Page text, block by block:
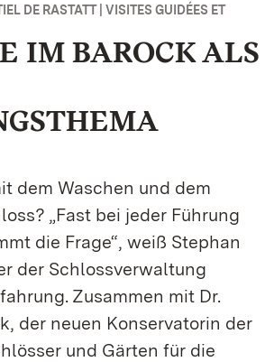
DE RASTATT | VISITES GUIDÉES ET
IM BAROCK ALS
dem Waschen und dem
„Fast bei jeder Führung
die Frage“, weiß Stephan
der Schlossverwaltung
Zusammen mit Dr.
der neuen Konservatorin der
und Gärten für die